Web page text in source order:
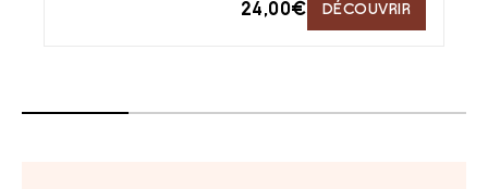
24,00€ DÉCOUVRIR